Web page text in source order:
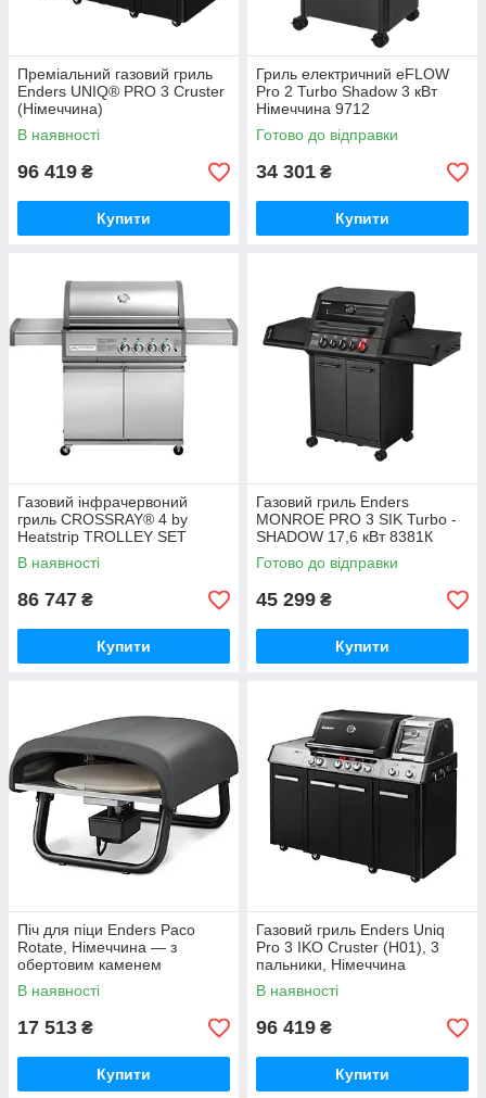
Преміальний газовий гриль
Enders UNIQ® PRO 3 Cruster
(Німеччина)
В наявності
96 419 ₴
Купити
Гриль електричний eFLOW
Pro 2 Turbo Shadow 3 кВт
Німеччина 9712
Готово до відправки
34 301 ₴
Купити
Газовий інфрачервоний
гриль CROSSRAY® 4 by
Heatstrip TROLLEY SET
(вбудований гриль
CROSSRAY® 4 + тумба
В наявності
86 747 ₴
Купити
Газовий гриль Enders
MONROE PRO 3 SIK Turbo -
SHADOW 17,6 кВт 8381К
Готово до відправки
45 299 ₴
Купити
Піч для піци Enders Paco
Rotate, Німеччина — з
обертовим каменем
(3131633K)
В наявності
17 513 ₴
Купити
Газовий гриль Enders Uniq
Pro 3 IKO Cruster (H01), 3
пальники, Німеччина
860633K
В наявності
96 419 ₴
Купити